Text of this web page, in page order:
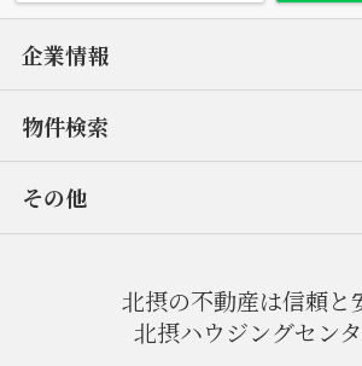
企業情報
物件検索
その他
北摂の不動産は信頼と
北摂ハウジングセン